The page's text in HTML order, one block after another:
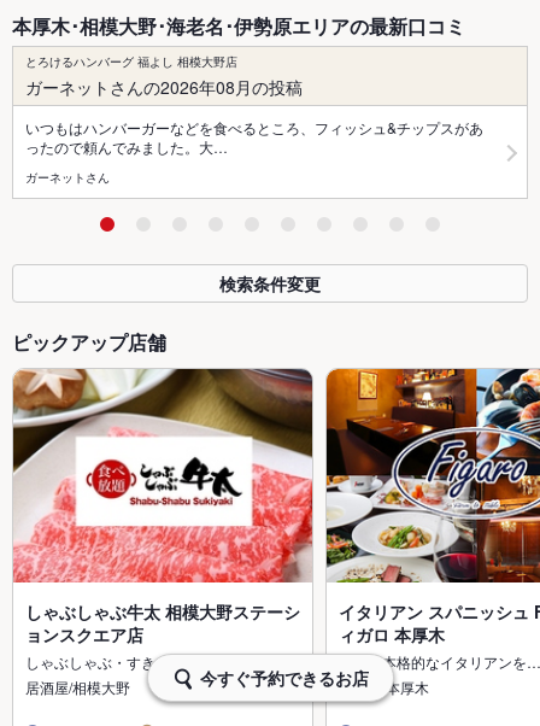
本厚木･相模大野･海老名･伊勢原エリアの最新口コミ
とろけるハンバーグ 福よし 相模大野店
ガーネットさんの2026年08月の投稿
いつもはハンバーガーなどを食べるところ、フィッシュ&チップスがあ
ったので頼んでみました。大…
ガーネットさん
検索条件変更
ピックアップ店舗
しゃぶしゃぶ牛太 相模大野ステーシ
ョンスクエア店
しゃぶしゃぶ・すきやき食べ放題と飲み…
居酒屋/相模大野
イタリアン スパニッシュ
ィガロ 本厚木
気軽に本格的なイタリアンを…
居酒屋/本厚木
今すぐ予約できるお店